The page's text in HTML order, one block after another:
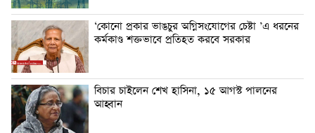
‘কোনো প্রকার ভাঙচুর অগ্নিসংযোগের চেষ্টা ’এ ধরনের
কর্মকাণ্ড শক্তভাবে প্রতিহত করবে সরকার
বিচার চাইলেন শেখ হাসিনা, ১৫ আগস্ট পালনের
আহ্বান